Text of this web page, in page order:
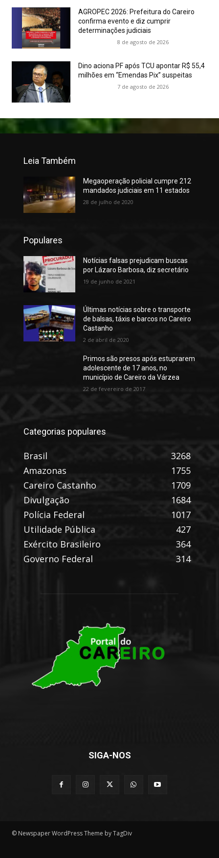
AGROPEC 2026: Prefeitura do Careiro
confirma evento e diz cumprir
determinações judiciais
8 de agosto de 2026
Dino aciona PF após TCU apontar R$ 55,4
milhões em “Emendas Pix” suspeitas
7 de agosto de 2026
Leia Também
Megaoperação policial cumpre 212
mandados judiciais em 11 estados
28 de julho de 2020
Populares
Notícias falsas prejudicam buscas
por Lázaro Barbosa, diz secretário
19 de junho de 2021
Últimas notícias sobre o transporte
de balsas, táxis e barcos no Careiro
Castanho
2 de abril de 2020
Primos são presos após estuprarem
adolescente de 17 anos, no
município de Careiro da Várzea
22 de fevereiro de 2017
Categorias populares
Brasil
3268
Amazonas
1755
Careiro Castanho
1709
Divulgação
1684
Polícia Federal
1017
Utilidade Pública
427
Exército Brasileiro
364
Governo Federal
314
SIGA-NOS
© Newspaper WordPress Theme by TagDiv